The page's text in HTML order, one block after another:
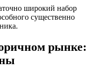
широкий набор
существенно
рынке: